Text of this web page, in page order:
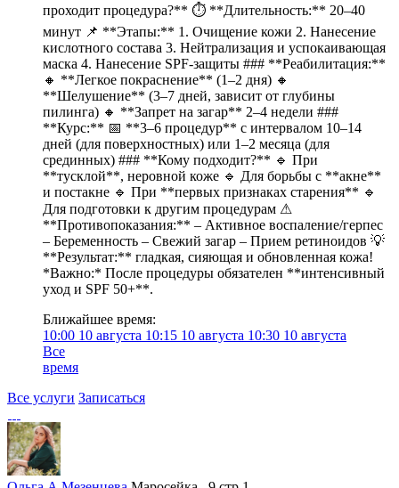
проходит процедура?** ⏱ **Длительность:** 20–40
минут 📌 **Этапы:** 1. Очищение кожи 2. Нанесение
кислотного состава 3. Нейтрализация и успокаивающая
маска 4. Нанесение SPF-защиты ### **Реабилитация:**
🔸 **Легкое покраснение** (1–2 дня) 🔸
**Шелушение** (3–7 дней, зависит от глубины
пилинга) 🔸 **Запрет на загар** 2–4 недели ###
**Курс:** 📅 **3–6 процедур** с интервалом 10–14
дней (для поверхностных) или 1–2 месяца (для
срединных) ### **Кому подходит?** 🔹 При
**тусклой**, неровной коже 🔹 Для борьбы с **акне**
и постакне 🔹 При **первых признаках старения** 🔹
Для подготовки к другим процедурам ⚠
**Противопоказания:** – Активное воспаление/герпес
– Беременность – Свежий загар – Прием ретиноидов 💡
**Результат:** гладкая, сияющая и обновленная кожа!
*Важно:* После процедуры обязателен **интенсивный
уход и SPF 50+**.
Ближайшее время:
10:00 10 августа 10:15 10 августа 10:30 10 августа
Все
время
Все услуги Записаться